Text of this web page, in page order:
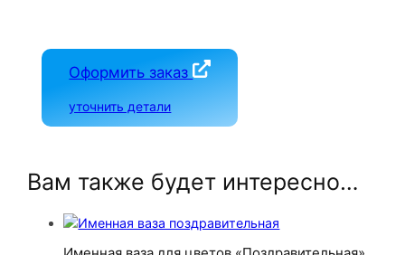
Оформить заказ
уточнить детали
Вам также будет интересно…